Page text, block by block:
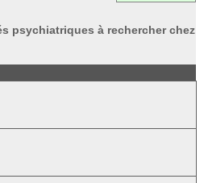
psychiatriques à rechercher chez